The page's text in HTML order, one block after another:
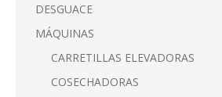
DESGUACE
MÁQUINAS
CARRETILLAS ELEVADORAS
COSECHADORAS